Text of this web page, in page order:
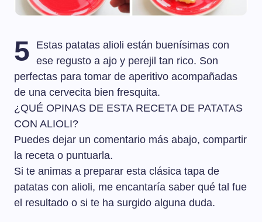
5
Estas patatas alioli están buenísimas con
ese regusto a ajo y perejil tan rico. Son
perfectas para tomar de aperitivo acompañadas
de una cervecita bien fresquita.
¿QUÉ OPINAS DE ESTA RECETA DE PATATAS
CON ALIOLI?
Puedes dejar un comentario más abajo, compartir
la receta o puntuarla.
Si te animas a preparar esta clásica tapa de
patatas con alioli, me encantaría saber qué tal fue
el resultado o si te ha surgido alguna duda.